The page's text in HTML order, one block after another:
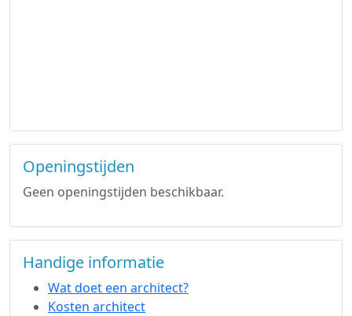
Openingstijden
Geen openingstijden beschikbaar.
Handige informatie
Wat doet een architect?
Kosten architect